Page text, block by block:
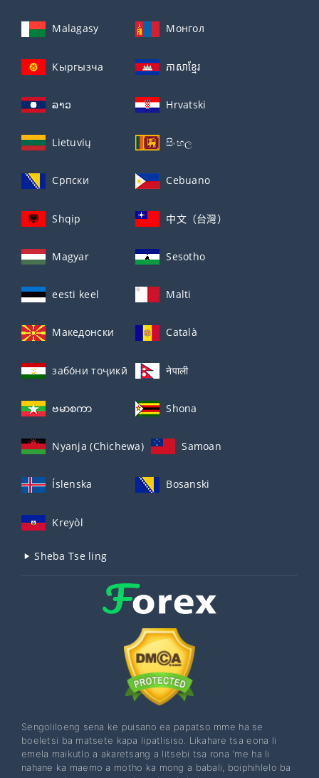
Malagasy Монгол
Кыргызча ភាសាខ្មែរ
ລາວ Hrvatski
Lietuvių සිංහල
Српски Cebuano
Shqip 中文（台灣）
Magyar Sesotho
eesti keel Malti
Македонски Català
забо́ни тоҷикӣ́ नेपाली
ဗမာစကာ Shona
Nyanja (Chichewa) Samoan
Íslenska Bosanski
Kreyòl
Sheba Tse ling
Sengoliloeng sena ke puisano ea papatso mme ha se
boeletsi ba matsete kapa lipatlisiso. Likahare tsa eona li
emela maikutlo a akaretsang a litsebi tsa rona 'me ha li
nahane ka maemo a motho ka mong a babali, boiphihlelo ba